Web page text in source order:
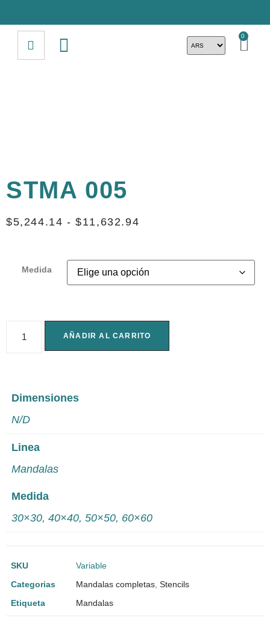
0
STMA 005
$5,244.14 - $11,632.94
Medida
AÑADIR AL CARRITO
Dimensiones
N/D
Linea
Mandalas
Medida
30×30, 40×40, 50×50, 60×60
SKU
Variable
Categorias
Mandalas completas Stencils
Etiqueta
Mandalas